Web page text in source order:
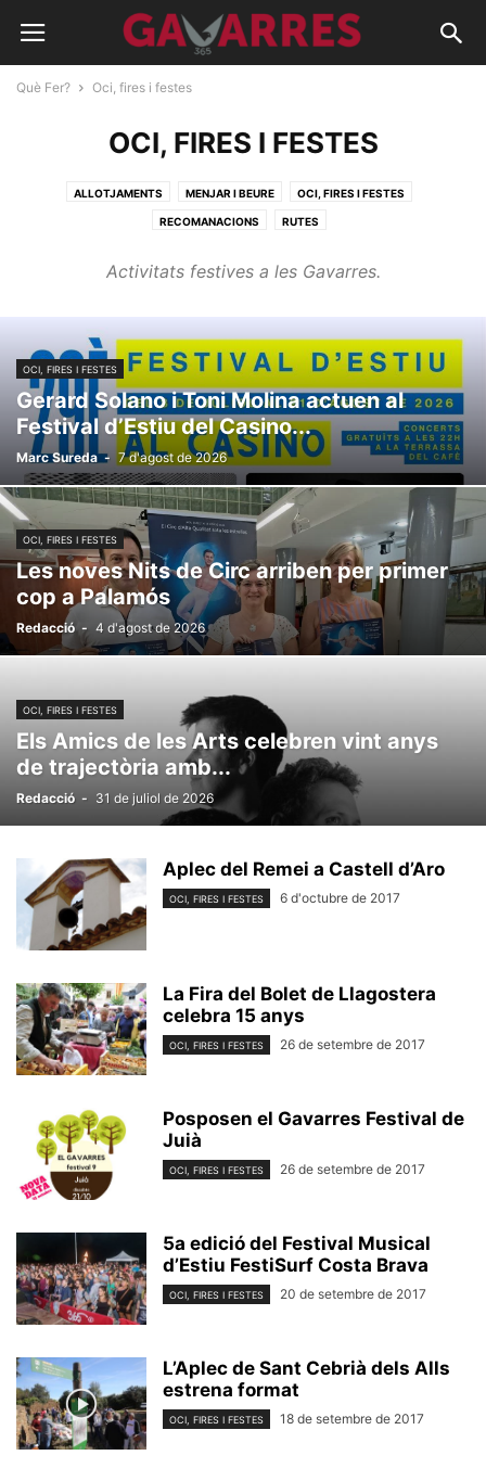
Què Fer? Oci, fires i festes
OCI, FIRES I FESTES
ALLOTJAMENTS MENJAR I BEURE OCI, FIRES I FESTES
RECOMANACIONS RUTES
Activitats festives a les Gavarres.
OCI, FIRES I FESTES
Gerard Solano i Toni Molina actuen al
Festival d’Estiu del Casino...
Marc Sureda - 7 d'agost de 2026
OCI, FIRES I FESTES
Les noves Nits de Circ arriben per primer
cop a Palamós
Redacció - 4 d'agost de 2026
OCI, FIRES I FESTES
Els Amics de les Arts celebren vint anys
de trajectòria amb...
Redacció - 31 de juliol de 2026
Aplec del Remei a Castell d’Aro
OCI, FIRES I FESTES 6 d'octubre de 2017
La Fira del Bolet de Llagostera
celebra 15 anys
OCI, FIRES I FESTES 26 de setembre de 2017
Posposen el Gavarres Festival de
Juià
OCI, FIRES I FESTES 26 de setembre de 2017
5a edició del Festival Musical
d’Estiu FestiSurf Costa Brava
OCI, FIRES I FESTES 20 de setembre de 2017
L’Aplec de Sant Cebrià dels Alls
estrena format
OCI, FIRES I FESTES 18 de setembre de 2017